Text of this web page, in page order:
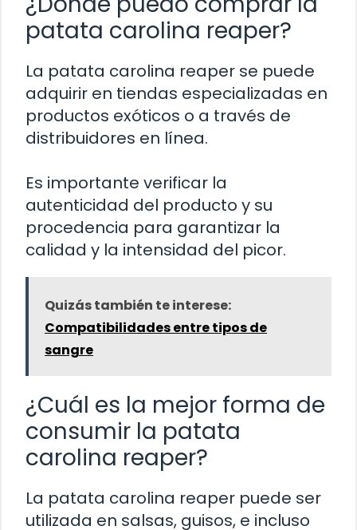
patata carolina reaper?
La patata carolina reaper se puede
adquirir en tiendas especializadas en
productos exóticos o a través de
distribuidores en línea.
Es importante verificar la
autenticidad del producto y su
procedencia para garantizar la
calidad y la intensidad del picor.
Quizás también te interese:
Compatibilidades entre tipos de
sangre
¿Cuál es la mejor forma de
consumir la patata
carolina reaper?
La patata carolina reaper puede ser
utilizada en salsas, guisos, e incluso